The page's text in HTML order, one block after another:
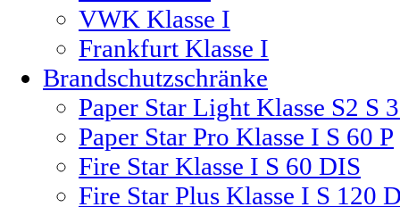
VWK Klasse I
Frankfurt Klasse I
Brandschutzschränke
Paper Star Light Klasse S2 S
Paper Star Pro Klasse I S 60 P
Fire Star Klasse I S 60 DIS
Fire Star Plus Klasse I S 120